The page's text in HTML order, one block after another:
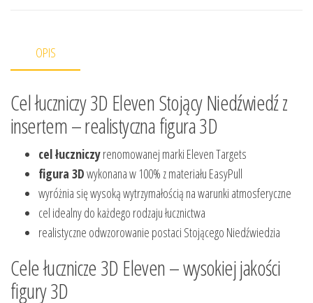
OPIS
Cel łuczniczy 3D Eleven Stojący Niedźwiedź z
insertem – realistyczna figura 3D
cel łuczniczyrenomowanej marki Eleven Targets
figura 3Dwykonana w 100% z materiału EasyPull
wyróżnia się wysoką wytrzymałością na warunki atmosferyczne
cel idealny do każdego rodzaju łucznictwa
realistyczne odwzorowanie postaci Stojącego Niedźwiedzia
Cele łucznicze 3D Eleven – wysokiej jakości
figury 3D